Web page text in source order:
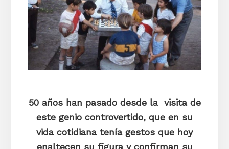
50 años han pasado desde la visita de
este genio controvertido, que en su
vida cotidiana tenía gestos que hoy
enaltecen su figura y confirman su